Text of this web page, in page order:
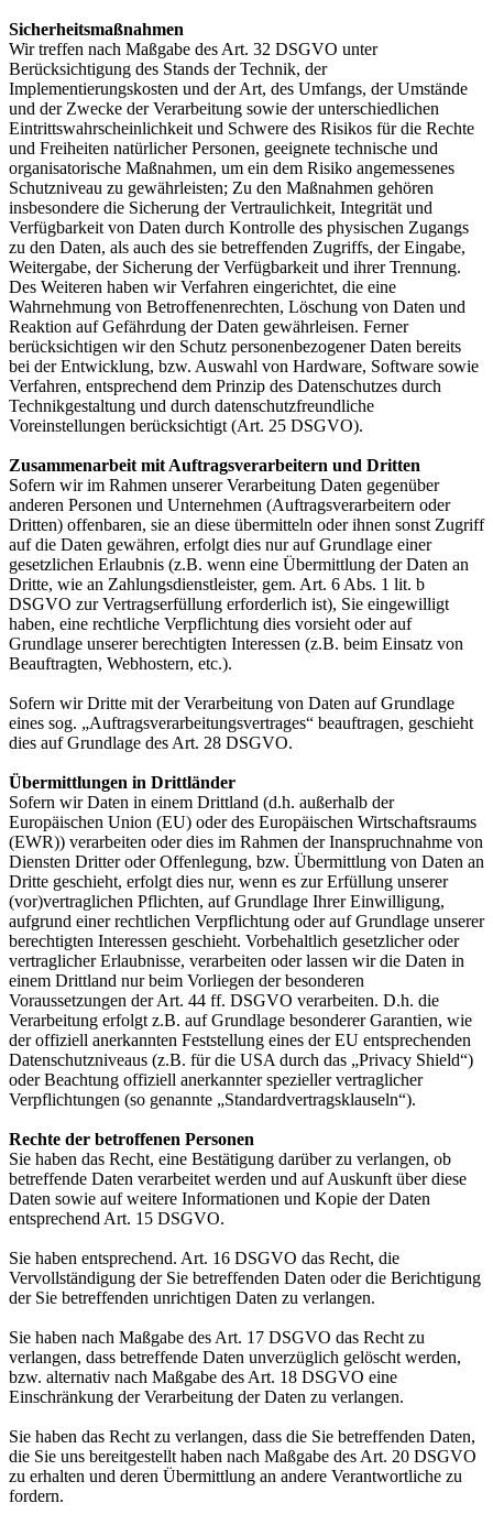
Sicherheitsmaßnahmen
Wir treffen nach Maßgabe des Art. 32 DSGVO unter
Berücksichtigung des Stands der Technik, der
Implementierungskosten und der Art, des Umfangs, der Umstände
und der Zwecke der Verarbeitung sowie der unterschiedlichen
Eintrittswahrscheinlichkeit und Schwere des Risikos für die Rechte
und Freiheiten natürlicher Personen, geeignete technische und
organisatorische Maßnahmen, um ein dem Risiko angemessenes
Schutzniveau zu gewährleisten; Zu den Maßnahmen gehören
insbesondere die Sicherung der Vertraulichkeit, Integrität und
Verfügbarkeit von Daten durch Kontrolle des physischen Zugangs
zu den Daten, als auch des sie betreffenden Zugriffs, der Eingabe,
Weitergabe, der Sicherung der Verfügbarkeit und ihrer Trennung.
Des Weiteren haben wir Verfahren eingerichtet, die eine
Wahrnehmung von Betroffenenrechten, Löschung von Daten und
Reaktion auf Gefährdung der Daten gewährleisen. Ferner
berücksichtigen wir den Schutz personenbezogener Daten bereits
bei der Entwicklung, bzw. Auswahl von Hardware, Software sowie
Verfahren, entsprechend dem Prinzip des Datenschutzes durch
Technikgestaltung und durch datenschutzfreundliche
Voreinstellungen berücksichtigt (Art. 25 DSGVO).
Zusammenarbeit mit Auftragsverarbeitern und Dritten
Sofern wir im Rahmen unserer Verarbeitung Daten gegenüber
anderen Personen und Unternehmen (Auftragsverarbeitern oder
Dritten) offenbaren, sie an diese übermitteln oder ihnen sonst Zugriff
auf die Daten gewähren, erfolgt dies nur auf Grundlage einer
gesetzlichen Erlaubnis (z.B. wenn eine Übermittlung der Daten an
Dritte, wie an Zahlungsdienstleister, gem. Art. 6 Abs. 1 lit. b
DSGVO zur Vertragserfüllung erforderlich ist), Sie eingewilligt
haben, eine rechtliche Verpflichtung dies vorsieht oder auf
Grundlage unserer berechtigten Interessen (z.B. beim Einsatz von
Beauftragten, Webhostern, etc.).
Sofern wir Dritte mit der Verarbeitung von Daten auf Grundlage
eines sog. „Auftragsverarbeitungsvertrages“ beauftragen, geschieht
dies auf Grundlage des Art. 28 DSGVO.
Übermittlungen in Drittländer
Sofern wir Daten in einem Drittland (d.h. außerhalb der
Europäischen Union (EU) oder des Europäischen Wirtschaftsraums
(EWR)) verarbeiten oder dies im Rahmen der Inanspruchnahme von
Diensten Dritter oder Offenlegung, bzw. Übermittlung von Daten an
Dritte geschieht, erfolgt dies nur, wenn es zur Erfüllung unserer
(vor)vertraglichen Pflichten, auf Grundlage Ihrer Einwilligung,
aufgrund einer rechtlichen Verpflichtung oder auf Grundlage unserer
berechtigten Interessen geschieht. Vorbehaltlich gesetzlicher oder
vertraglicher Erlaubnisse, verarbeiten oder lassen wir die Daten in
einem Drittland nur beim Vorliegen der besonderen
Voraussetzungen der Art. 44 ff. DSGVO verarbeiten. D.h. die
Verarbeitung erfolgt z.B. auf Grundlage besonderer Garantien, wie
der offiziell anerkannten Feststellung eines der EU entsprechenden
Datenschutzniveaus (z.B. für die USA durch das „Privacy Shield“)
oder Beachtung offiziell anerkannter spezieller vertraglicher
Verpflichtungen (so genannte „Standardvertragsklauseln“).
Rechte der betroffenen Personen
Sie haben das Recht, eine Bestätigung darüber zu verlangen, ob
betreffende Daten verarbeitet werden und auf Auskunft über diese
Daten sowie auf weitere Informationen und Kopie der Daten
entsprechend Art. 15 DSGVO.
Sie haben entsprechend. Art. 16 DSGVO das Recht, die
Vervollständigung der Sie betreffenden Daten oder die Berichtigung
der Sie betreffenden unrichtigen Daten zu verlangen.
Sie haben nach Maßgabe des Art. 17 DSGVO das Recht zu
verlangen, dass betreffende Daten unverzüglich gelöscht werden,
bzw. alternativ nach Maßgabe des Art. 18 DSGVO eine
Einschränkung der Verarbeitung der Daten zu verlangen.
Sie haben das Recht zu verlangen, dass die Sie betreffenden Daten,
die Sie uns bereitgestellt haben nach Maßgabe des Art. 20 DSGVO
zu erhalten und deren Übermittlung an andere Verantwortliche zu
fordern.